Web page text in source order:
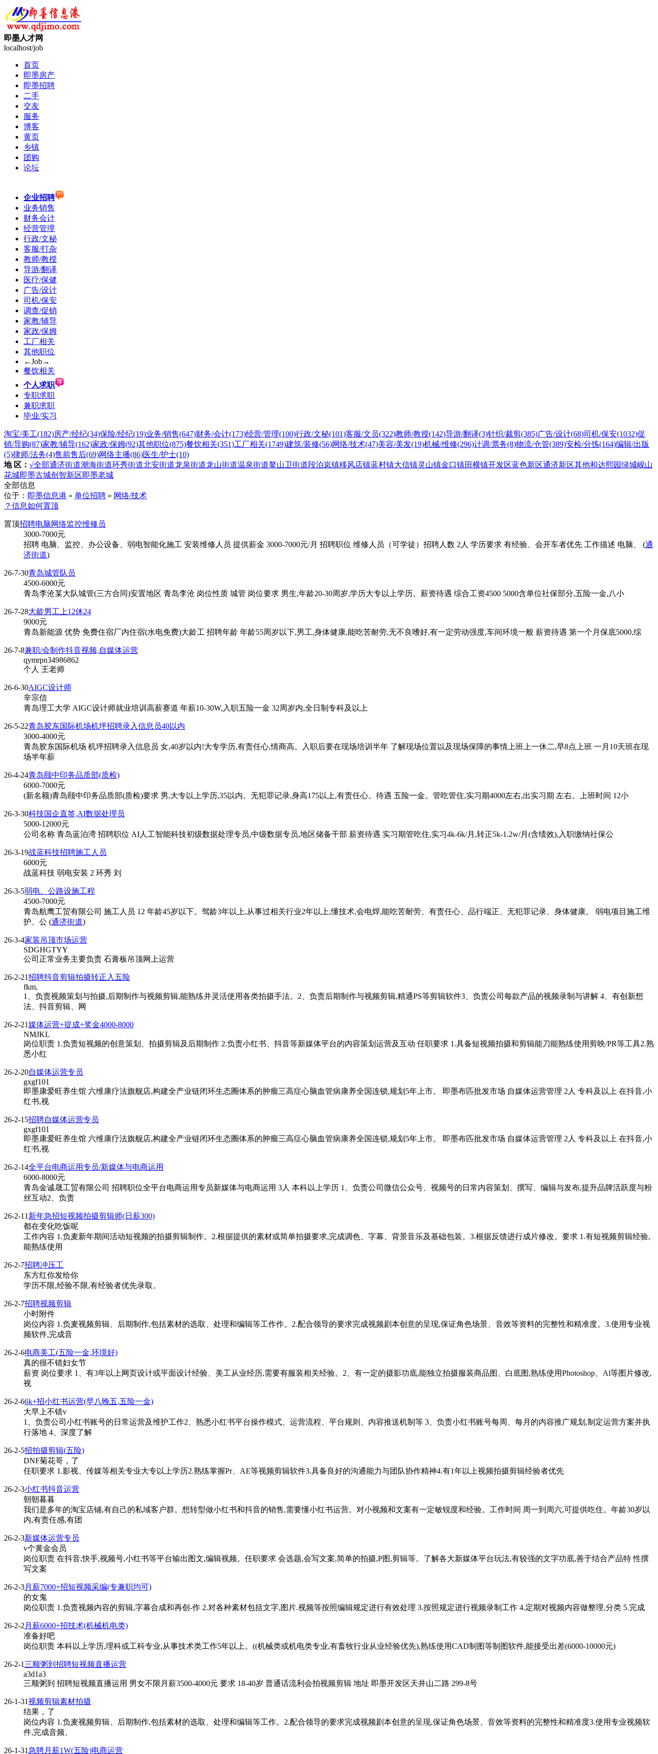
即墨人才网
localhost/job
首页
即墨房产
即墨招聘
二手
交友
服务
博客
黄页
乡镇
团购
论坛
企业招聘
业务销售
财务会计
经营管理
行政/文秘
客服/打杂
教师/教授
导游/翻译
医疗/保健
广告/设计
司机/保安
调查/促销
家教/辅导
家政/保姆
工厂相关
其他职位
←Job→
餐饮相关
个人求职
专职求职
兼职求职
毕业/实习
淘宝/美工(182)房产/经纪(34)保险/经纪(19)业务/销售(647)财务/会计(173)经营/管理(100)行政/文秘(101)客服/文员(322)教师/教授(142)导游/翻译(3)针织/裁剪(385)广告/设计(68)司机/保安(1032)促
销/导购(87)家教/辅导(162)家政/保姆(92)其他职位(875)餐饮相关(351)工厂相关(1749)建筑/装修(56)网络/技术(47)美容/美发(19)机械/维修(296)计调/票务(8)物流/仓管(389)安检/分拣(164)编辑/出版
(5)律师/法务(4)售前售后(69)网络主播(86)医生/护士(10)
地 区： √全部通济街道潮海街道环秀街道北安街道龙泉街道龙山街道温泉街道鳌山卫街道段泊岚镇移风店镇蓝村镇大信镇灵山镇金口镇田横镇开发区蓝色新区通济新区其他和达熙园绿城岘山
花城即墨古城创智新区即墨老城
全部信息
位于： 即墨信息港 » 单位招聘 » 网络/技术
？信息如何置顶
置顶招聘电脑网络监控维修员
3000-7000元
招聘 电脑、监控、办公设备、弱电智能化施工 安装维修人员 提供薪金 3000-7000元/月 招聘职位 维修人员（可学徒）招聘人数 2人 学历要求 有经验、会开车者优先 工作描述 电脑、 (通
济街道)
26-7-30青岛城管队员
4500-6000元
青岛李沧某大队城管(三方合同)安置地区 青岛李沧 岗位性质 城管 岗位要求 男生,年龄20-30周岁,学历大专以上学历。薪资待遇 综合工资4500 5000含单位社保部分,五险一金,八小
26-7-28大龄男工上12休24
9000元
青岛新能源 优势 免费住宿厂内住宿(水电免费)大龄工 招聘年龄 年龄55周岁以下,男工,身体健康,能吃苦耐劳,无不良嗜好,有一定劳动强度,车间环境一般 薪资待遇 第一个月保底5000,综
26-7-8兼职/会制作抖音视频,自媒体运营
qymrpn34986862
个人 王老师
26-6-30AIGC设计师
辛宗信
青岛理工大学 AIGC设计师就业培训高薪赛道 年薪10-30W,入职五险一金 32周岁内,全日制专科及以上
26-5-22青岛胶东国际机场机坪招聘录入信息员40以内
3000-4000元
青岛胶东国际机场 机坪招聘录入信息员 女,40岁以内!大专学历,有责任心,情商高。入职后要在现场培训半年 了解现场位置以及现场保障的事情上班上一休二,早8点上班 一月10天班在现
场半年薪
26-4-24青岛颐中印务品质部(质检)
6000-7000元
(新名额)青岛颐中印务品质部(质检)要求 男,大专以上学历,35以内。无犯罪记录,身高175以上,有责任心。待遇 五险一金。管吃管住,实习期4000左右,出实习期 左右。上班时间 12小
26-3-30科技国企直签,AI数据处理员
5000-12000元
公司名称 青岛蓝泊湾 招聘职位 AI人工智能科技初级数据处理专员,中级数据专员,地区储备干部 薪资待遇 实习期管吃住,实习4k-6k/月,转正5k-1.2w/月(含绩效),入职缴纳社保公
26-3-19战蓝科技招聘施工人员
6000元
战蓝科技 弱电安装 2 环秀 刘
26-3-5弱电、公路设施工程
4500-7000元
青岛航鹰工贸有限公司 施工人员 12 年龄45岁以下。驾龄3年以上,从事过相关行业2年以上,懂技术,会电焊,能吃苦耐劳、有责任心、品行端正、无犯罪记录、身体健康。 弱电项目施工维
护、公 (通济街道)
26-3-4家装吊顶市场运营
SDGHGTYY
公司正常业务主要负责 石膏板吊顶网上运营
26-2-21招聘抖音剪辑拍摄转正入五险
fkm,
1、负责视频策划与拍摄,后期制作与视频剪辑,能熟练并灵活使用各类拍摄手法。2、负责后期制作与视频剪辑,精通PS等剪辑软件3、负责公司每款产品的视频录制与讲解 4、有创新想
法、抖音剪辑、网
26-2-21媒体运营+提成+奖金4000-8000
NMJKL
岗位职责 1.负责短视频的创意策划、拍摄剪辑及后期制作 2.负责小红书、抖音等新媒体平台的内容策划运营及互动 任职要求 1.具备短视频拍摄和剪辑能刀能熟练使用剪映/PR等工具2.熟
悉小红
26-2-20自媒体运营专员
gxgf101
即墨康爱旺养生馆 六维康疗法旗舰店,构建全产业链闭环生态圈体系的肿瘤三高症心脑血管病康养全国连锁,规划5年上市。 即墨布匹批发市场 自媒体运营管理 2人 专科及以上 在抖音,小
红书,视
26-2-15招聘自媒体运营专员
gxgf101
即墨康爱旺养生馆 六维康疗法旗舰店,构建全产业链闭环生态圈体系的肿瘤三高症心脑血管病康养全国连锁,规划5年上市。 即墨布匹批发市场 自媒体运营管理 2人 专科及以上 在抖音,小
红书,视
26-2-14全平台电商运用专员/新媒体与电商运用
6000-8000元
青岛金诚晟工贸有限公司 招聘职位全平台电商运用专员新媒体与电商运用 3人 本科以上学历 1、负责公司微信公众号、视频号的日常内容策划、撰写、编辑与发布,提升品牌活跃度与粉
丝互动2、负责
26-2-11 新年急招短视频拍摄剪辑师(日薪300)
都在变化吃饭呢
工作内容 1.负麦新年期间活动短视频的拍摄剪辑制作。2.根据提供的素材或简单拍摄要求,完成调色、字幕、背景音乐及基础包装。3.根据反馈进行成片修改。要求 1.有短视频剪辑经验,
能熟练使用
26-2-7招聘冲压工
东方红你发给你
学历不限,经验不限,有经验者优先录取。
26-2-7招聘视频剪辑
小时附件
岗位内容 1.负麦视频剪辑、后期制作,包括素材的选取、处理和编辑等工作作。2.配合领导的要求完成视频剧本创意的呈现,保证角色场景、音效等资料的完整性和精准度。3.使用专业视
频软件,完成音
26-2-6电商美工(五险一金,环境好)
真的很不错妇女节
薪资 岗位要求 1、有3年以上网页设计或平面设计经验、美工从业经历,需要有服装相关经验。2、有一定的摄影功底,能独立拍摄服装商品图、白底图,熟练使用Photoshop、Al等图片修改,
视
26-2-66k+招小红书运营(早八晚五,五险一金)
大早上不错v
1、负责公司小红书账号的日常运营及维护工作2、熟悉小红书平台操作模式、运营流程、平台规则、内容推送机制等 3、负责小红书账号每周、每月的内容推广规划,制定运营方案并执
行落地 4、深度了解
26-2-5招拍摄剪辑(五险)
DNF菊花哥，了
任职要求 1.影视、传媒等相关专业大专以上学历2.熟练掌握Pr、AE等视频剪辑软件3.具备良好的沟通能力与团队协作精神4.有1年以上视频拍摄剪辑经验者优先
26-2-3小红书抖音运营
朝朝暮暮
我们是多年的淘宝店铺,有自己的私域客户群。想转型做小红书和抖音的销售,需要懂小红书运营。对小视频和文案有一定敏锐度和经验。工作时间 周一到周六,可提供吃住。年龄30岁以
内,有责任感,有团
26-2-3新媒体运营专员
v个黄金会员
岗位职责 在抖音,快手,视频号,小红书等平台输出图文,编辑视频。任职要求 会选题,会写文案,简单的拍摄,P图,剪辑等。了解各大新媒体平台玩法,有较强的文字功底,善于结合产品特 性撰
写文案
26-2-3月薪7000+招短视频采编(专兼职均可)
的女鬼
岗位职责 1.负责视频内容的剪辑,字幕合成和再创-作 2.对各种素材包括文字,图片.视频等按照编辑规定进行有效处理 3.按照规定进行视频录制工作 4.定期对视频内容做整理,分类 5.完成
26-2-2 月薪6000+招技术(机械机电类)
准备好吧
岗位职责 本科以上学历,理科或工科专业,从事技术类工作5年以上。((机械类或机电类专业,有畜牧行业从业经验优先),熟练使用CAD制图等制图软件,能接受出差(6000-10000元)
26-2-1 三顺粥到招聘短视频直播运营
a3d1a3
三顺粥到 招聘短视频直播运用 男女不限月薪3500-4000元 要求 18-40岁 普通话流利会拍视频剪辑 地址 即墨开发区天井山二路 299-8号
26-1-31视频剪辑素材拍摄
结果，了
岗位内容 1.负麦视频剪辑、后期制作,包括素材的选取、处理和编辑等工作。2.配合领导的要求完成视频剧本创意的呈现,保证角色场景、音效等资料的完整性和精准度3.使用专业视频软
件,完成音频、
26-1-31 急聘月薪1W(五险)电商运营